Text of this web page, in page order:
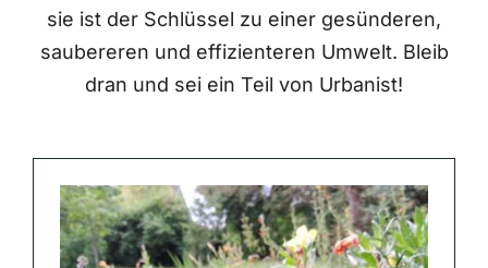
sie ist der Schlüssel zu einer gesünderen,
saubereren und effizienteren Umwelt. Bleib
dran und sei ein Teil von Urbanist!